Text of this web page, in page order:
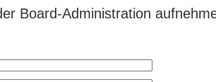
Board-Administration